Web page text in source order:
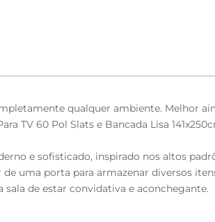
qualquer ambiente. Melhor
TV 60 Pol Slats e Bancada Lisa
e sofisticado, inspirado nos altos
uma porta para armazenar diversos
de estar convidativa e aconchegante.